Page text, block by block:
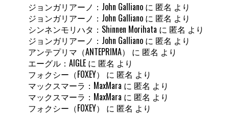
ジョンガリアーノ：John Galliano に 匿名 より
ジョンガリアーノ：John Galliano に 匿名 より
シンネンモリハタ：Shinnen Morihata に 匿名 より
ジョンガリアーノ：John Galliano に 匿名 より
アンテプリマ（ANTEPRIMA）
に 匿名 より
エーグル：AIGLE に 匿名 より
フォクシー（FOXEY）
に 匿名 より
マックスマーラ：MaxMara に 匿名 より
マックスマーラ：MaxMara に 匿名 より
フォクシー（FOXEY）
に 匿名 より